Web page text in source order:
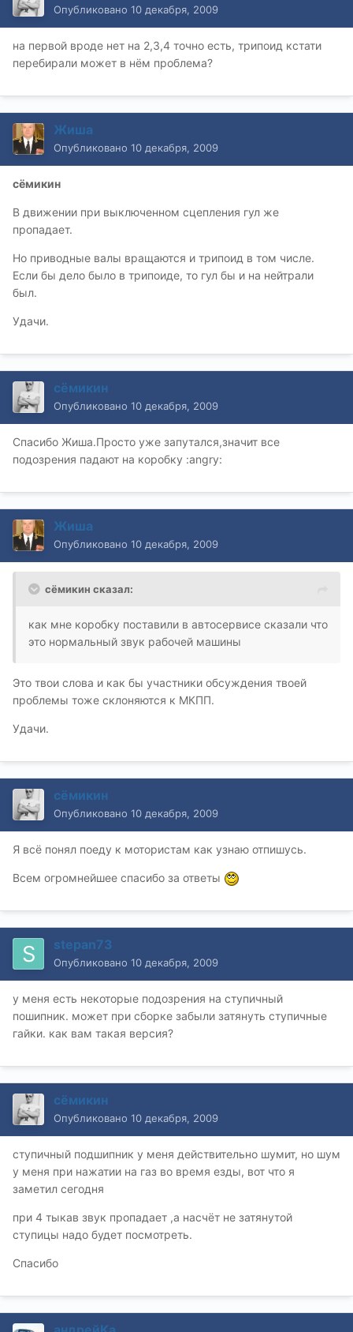
Опубликовано 10 декабря, 2009
на первой вроде нет на 2,3,4 точно есть, трипоид кстати
перебирали может в нём проблема?
Жиша
Опубликовано 10 декабря, 2009
сёмикин
В движении при выключенном сцепления гул же
пропадает.
Но приводные валы вращаются и трипоид в том числе.
Если бы дело было в трипоиде, то гул бы и на нейтрали
был.
Удачи.
сёмикин
Опубликовано 10 декабря, 2009
Спасибо Жиша.Просто уже запутался,значит все
подозрения падают на коробку :angry:
Жиша
Опубликовано 10 декабря, 2009
сёмикин сказал:
как мне коробку поставили в автосервисе сказали что
это нормальный звук рабочей машины
Это твои слова и как бы участники обсуждения твоей
проблемы тоже склоняются к МКПП.
Удачи.
сёмикин
Опубликовано 10 декабря, 2009
Я всё понял поеду к мотористам как узнаю отпишусь.
Всем огромнейшее спасибо за ответы
stepan73
Опубликовано 10 декабря, 2009
у меня есть некоторые подозрения на ступичный
пошипник. может при сборке забыли затянуть ступичные
гайки. как вам такая версия?
сёмикин
Опубликовано 10 декабря, 2009
ступичный подшипник у меня действительно шумит, но шум
у меня при нажатии на газ во время езды, вот что я
заметил сегодня
при 4 тыкав звук пропадает ,а насчёт не затянутой
ступицы надо будет посмотреть.
Спасибо